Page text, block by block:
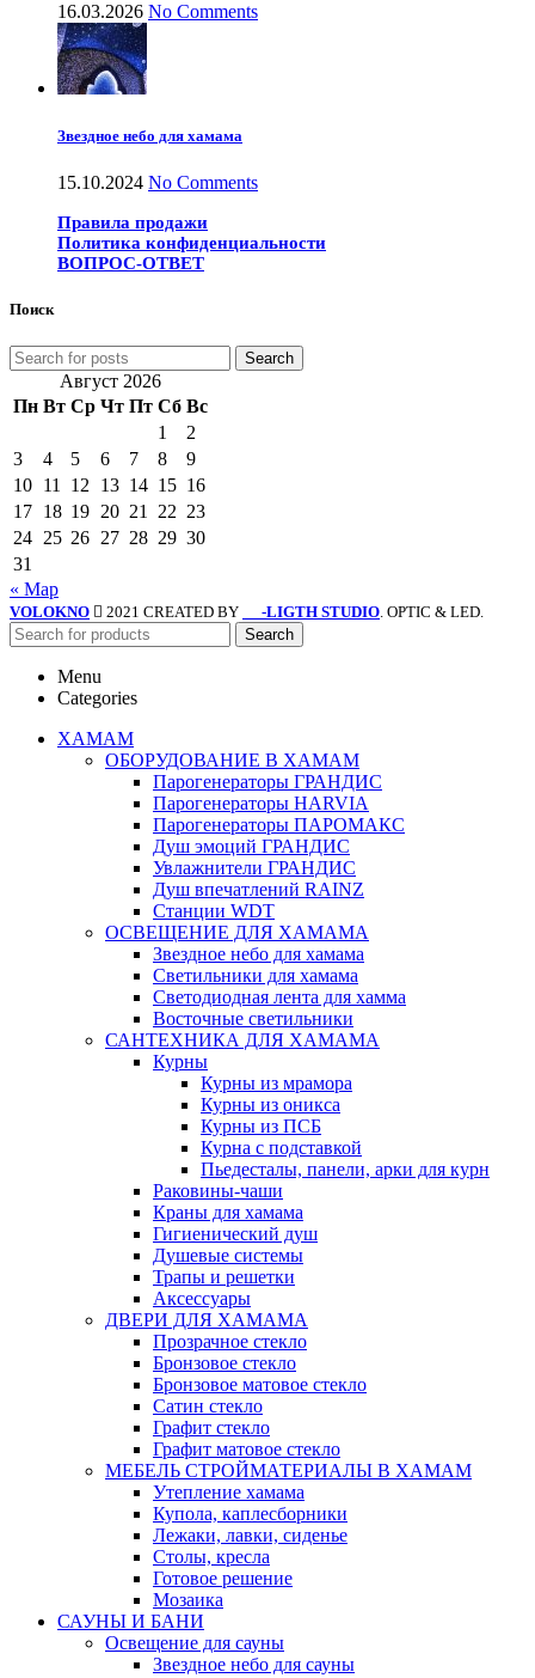
16.03.2026 No Comments
Звездное небо для хамама
15.10.2024 No Comments
Правила продажи
Политика конфиденциальности
ВОПРОС-ОТВЕТ
Поиск
Search
Август 2026
Пн Вт Ср Чт Пт Сб Вс
1
2
3
4 5 6 7 8
9
10 11 12 13 14 15 16
17 18 19 20 21 22 23
24 25 26 27 28 29 30
31
« Мар
VOLOKNO 2021 CREATED BY -LIGTH STUDIO. OPTIC & LED.
Search
Menu
Categories
ХАМАМ
ОБОРУДОВАНИЕ В ХАМАМ
Парогенераторы ГРАНДИС
Парогенераторы HARVIA
Парогенераторы ПАРОМАКС
Душ эмоций ГРАНДИС
Увлажнители ГРАНДИС
Душ впечатлений RAINZ
Станции WDT
ОСВЕЩЕНИЕ ДЛЯ ХАМАМА
Звездное небо для хамама
Светильники для хамама
Светодиодная лента для хамма
Восточные светильники
САНТЕХНИКА ДЛЯ ХАМАМА
Курны
Курны из мрамора
Курны из оникса
Курны из ПСБ
Курна с подставкой
Пьедесталы, панели, арки для курн
Раковины-чаши
Краны для хамама
Гигиенический душ
Душевые системы
Трапы и решетки
Аксессуары
ДВЕРИ ДЛЯ ХАМАМА
Прозрачное стекло
Бронзовое стекло
Бронзовое матовое стекло
Сатин стекло
Графит стекло
Графит матовое стекло
МЕБЕЛЬ СТРОЙМАТЕРИАЛЫ В ХАМАМ
Утепление хамама
Купола, каплесборники
Лежаки, лавки, сиденье
Столы, кресла
Готовое решение
Мозаика
САУНЫ И БАНИ
Освещение для сауны
Звездное небо для сауны